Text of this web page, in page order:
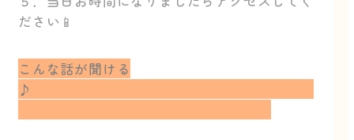
ださい📱
こんな話が聞ける
♪